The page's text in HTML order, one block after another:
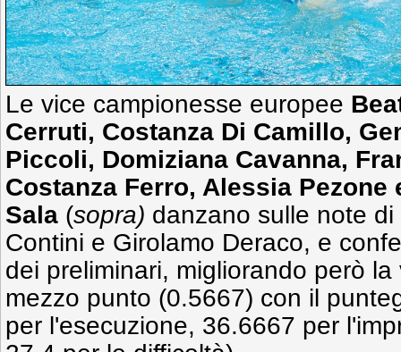
Le vice campionesse europee
Cerruti, Costanza Di Camillo,
Piccoli, Domiziana Cavanna,
Costanza Ferro, Alessia Pezone
Sala (sopra) danzano sulle note
Contini e Girolamo Deraco, e
dei preliminari, migliorando però
mezzo punto (0.5667) con il
per l'esecuzione, 36.6667 per